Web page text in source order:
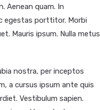
Aenean quam. In
egestas porttitor. Morbi
Mauris ipsum. Nulla metus
nostra, per inceptos
a cursus ipsum ante quis
Vestibulum sapien.